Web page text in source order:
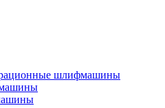
шлифмашины